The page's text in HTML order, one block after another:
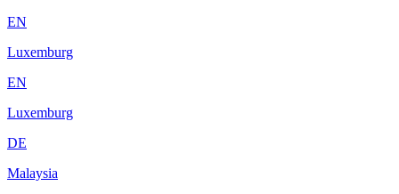
EN
Luxemburg
EN
Luxemburg
DE
Malaysia